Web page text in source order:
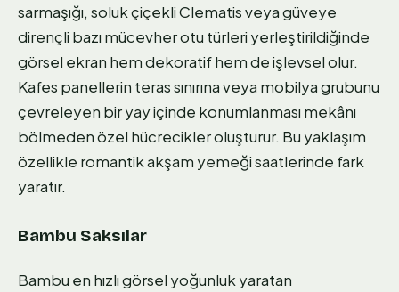
sarmaşığı, soluk çiçekli Clematis veya güveye
dirençli bazı mücevher otu türleri yerleştirildiğinde
görsel ekran hem dekoratif hem de işlevsel olur.
Kafes panellerin teras sınırına veya mobilya grubunu
çevreleyen bir yay içinde konumlanması mekânı
bölmeden özel hücrecikler oluşturur. Bu yaklaşım
özellikle romantik akşam yemeği saatlerinde fark
yaratır.
Bambu Saksılar
Bambu en hızlı görsel yoğunluk yaratan